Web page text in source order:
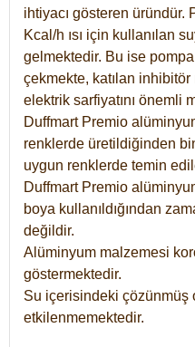
ihtiyacı gösteren üründür.
Kcal/h ısı için kullanılan
gelmektedir. Bu ise pompa
çekmekte, katılan inhibitör
elektrik sarfiyatını önemli
Duffmart Premio
renklerde üretildiğinden
uygun renklerde temin
Duffmart Premio
boya kullanıldığından
değildir.
Alüminyum malzemesi
göstermektedir.
Su içerisindeki çözünmüş
etkilenmemektedir.